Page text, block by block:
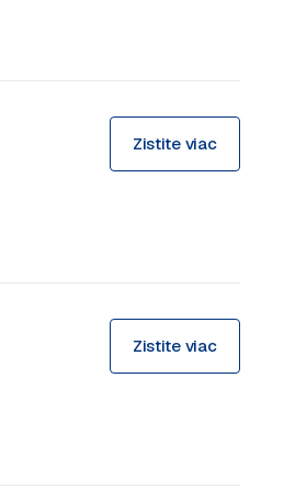
Zistite viac
Zistite viac